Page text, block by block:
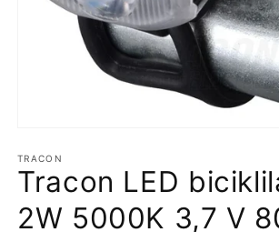
megnyitása
a
modális
TRACON
Tracon LED
2W 5000K 3,7 V